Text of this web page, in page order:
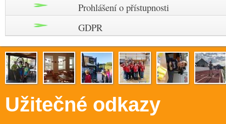
Prohlášení o přístupnosti
GDPR
Užitečné odkazy